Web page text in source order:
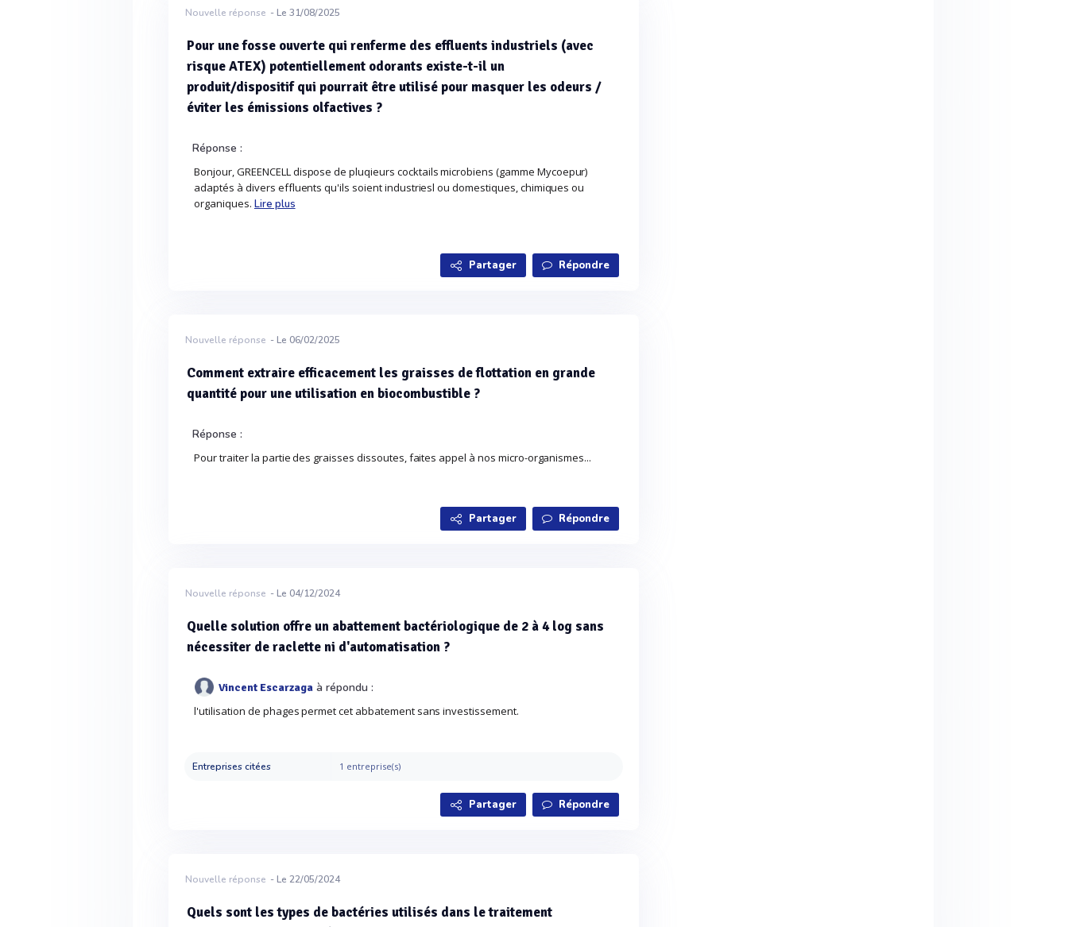
Nouvelle réponse - Le 31/08/2025
Pour une fosse ouverte qui renferme des effluents industriels (avec
risque ATEX) potentiellement odorants existe-t-il un
produit/dispositif qui pourrait être utilisé pour masquer les odeurs /
éviter les émissions olfactives ?
Réponse :
Bonjour, GREENCELL dispose de pluqieurs cocktails microbiens (gamme Mycoepur)
adaptés à divers effluents qu'ils soient industriesl ou domestiques, chimiques ou
organiques. Lire plus
Partager Répondre
Nouvelle réponse - Le 06/02/2025
Comment extraire efficacement les graisses de flottation en grande
quantité pour une utilisation en biocombustible ?
Réponse :
Pour traiter la partie des graisses dissoutes, faites appel à nos micro-organismes...
Partager Répondre
Nouvelle réponse - Le 04/12/2024
Quelle solution offre un abattement bactériologique de 2 à 4 log sans
nécessiter de raclette ni d'automatisation ?
Vincent Escarzaga à répondu :
l'utilisation de phages permet cet abbatement sans investissement.
Entreprises citées 1 entreprise(s)
Partager Répondre
Nouvelle réponse - Le 22/05/2024
Quels sont les types de bactéries utilisés dans le traitement